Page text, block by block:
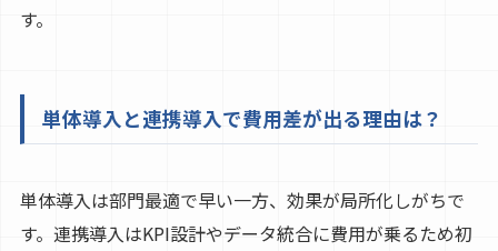
す。
単体導入と連携導入で費用差が出る理由は？
単体導入は部門最適で早い一方、効果が局所化しがちで
す。連携導入はKPI設計やデータ統合に費用が乗るため初